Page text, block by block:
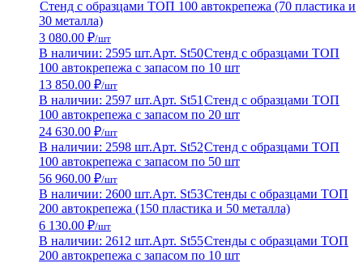
Стенд с образцами ТОП 100 автокрепежа (70 пластика и
30 металла)
3 080.00 ₽/шт
В наличии: 2595 шт.Арт. St50Стенд с образцами ТОП
100 автокрепежа с запасом по 10 шт
13 850.00 ₽/шт
В наличии: 2597 шт.Арт. St51 Стенд с образцами ТОП
100 автокрепежа с запасом по 20 шт
24 630.00 ₽/шт
В наличии: 2598 шт.Арт. St52Стенд с образцами ТОП
100 автокрепежа с запасом по 50 шт
56 960.00 ₽/шт
В наличии: 2600 шт.Арт. St53Стенды с образцами ТОП
200 автокрепежа (150 пластика и 50 металла)
6 130.00 ₽/шт
В наличии: 2612 шт.Арт. St55Стенды с образцами ТОП
200 автокрепежа с запасом по 10 шт